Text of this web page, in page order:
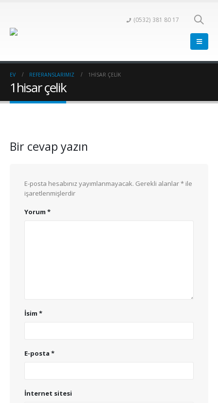
(0532) 381 80 17
EV REFERANSLARIMIZ 1HISAR ÇELIK
1hisar çelik
Bir cevap yazın
E-posta hesabınız yayımlanmayacak. Gerekli alanlar* ile
işaretlenmişlerdir
Yorum *
İsim *
E-posta *
İnternet sitesi